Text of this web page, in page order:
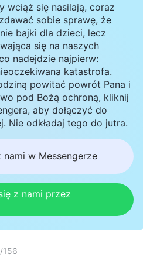
wciąż się nasilają, coraz
sobie sprawę, że
bajki dla dzieci, lecz
się na naszych
nadejdzie najpierw:
katastrofa.
powitać powrót Pana i
pod Bożą ochroną, kliknij
aby dołączyć do
Nie odkładaj tego do jutra.
nami w Messengerze
z nami przez
/156